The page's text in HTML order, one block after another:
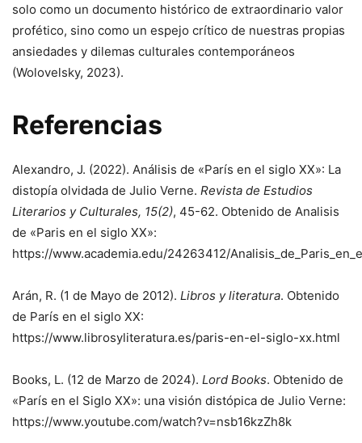
solo como un documento histórico de extraordinario valor
profético, sino como un espejo crítico de nuestras propias
ansiedades y dilemas culturales contemporáneos
(Wolovelsky, 2023).
Referencias
Alexandro, J. (2022). Análisis de «París en el siglo XX»: La
distopía olvidada de Julio Verne. Revista de Estudios
Literarios y Culturales, 15(2), 45-62. Obtenido de Analisis
de «Paris en el siglo XX»:
https://www.academia.edu/24263412/
Arán, R. (1 de Mayo de 2012). Libros y literatura. Obtenido
de París en el siglo XX:
https://www.librosyliteratura.es/paris-en-el-siglo-xx.html
Books, L. (12 de Marzo de 2024). Lord Books. Obtenido de
«París en el Siglo XX»: una visión distópica de Julio Verne:
https://www.youtube.com/watch?v=nsb16kzZh8k